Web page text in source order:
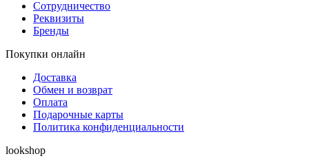
Сотрудничество
Реквизиты
Бренды
Покупки онлайн
Доставка
Обмен и возврат
Оплата
Подарочные карты
Политика конфиденциальности
lookshop